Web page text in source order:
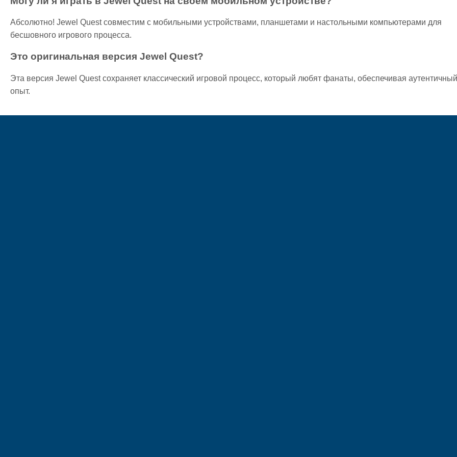
Абсолютно! Jewel Quest совместим с мобильными устройствами, планшетами и настольными компьютерами для
бесшовного игрового процесса.
Это оригинальная версия Jewel Quest?
Эта версия Jewel Quest сохраняет классический игровой процесс, который любят фанаты, обеспечивая аутентичный
опыт.